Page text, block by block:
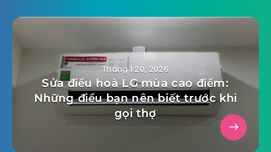
Tháng 1 20, 2026
Sửa điều hoà LG mùa cao điểm:
Những điều bạn nên biết trước khi
gọi thợ